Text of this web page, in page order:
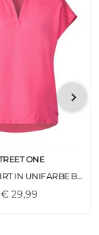
ONE
BLUSENSHIRT IN UNIFARBE BERRY ROSE
€ 29,99